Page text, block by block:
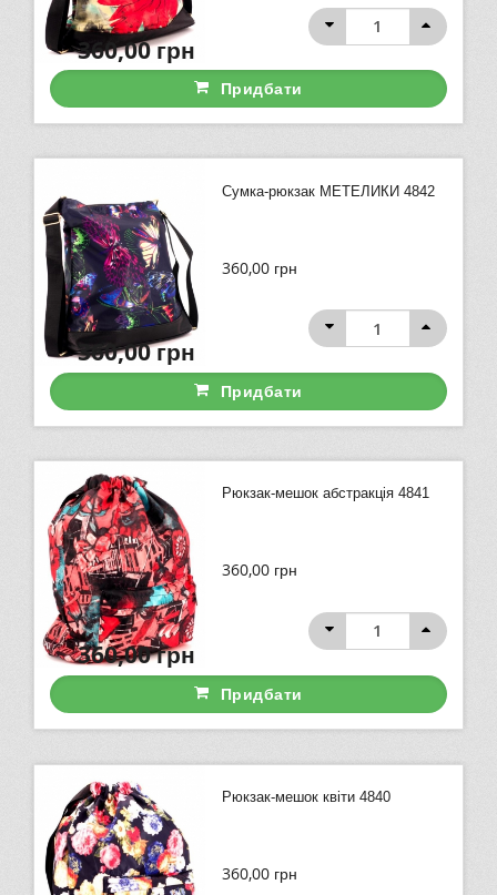
360,00грн
Придбати
Сумка-рюкзак МЕТЕЛИКИ 4842
360,00 грн
360,00грн
Придбати
Рюкзак-мешок абстракція 4841
360,00 грн
360,00грн
Придбати
Рюкзак-мешок квіти 4840
360,00 грн